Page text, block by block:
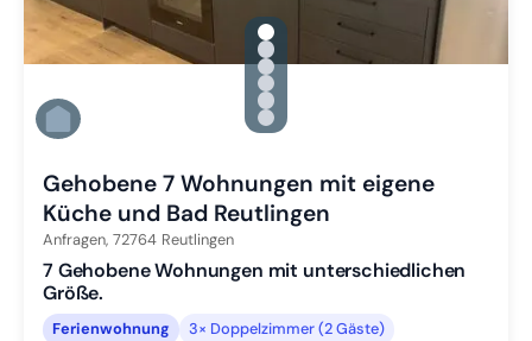
gallery.slide_selector
Zu Slide 1 wechseln
Zu Slide 2 wechseln
Zu Slide 3 wechseln
Zu Slide 4 wechseln
Zu Slide 5 wechseln
Zu Slide 6 wechseln
Gehobene 7 Wohnungen mit eigene
Küche und Bad Reutlingen
Anfragen, 72764 Reutlingen
7 Gehobene Wohnungen mit unterschiedlichen
Größe.
Ferienwohnung 3× Doppelzimmer (2 Gäste)